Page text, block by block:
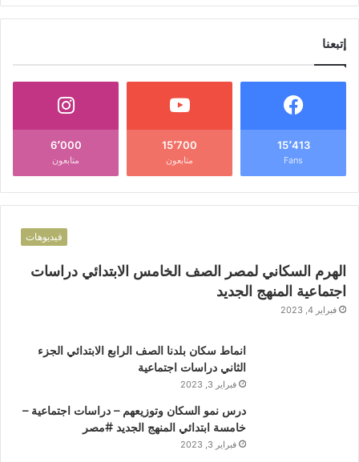
إتبعنا
15٬413
Fans
15٬700
متابعون
6٬000
متابعون
فيديوهات
الهرم السكاني لمصر الصف الخامس الابتدائي دراسات
اجتماعية المنهج الجديد
فبراير 4, 2023
انماط سكان بلدنا الصف الرابع الابتدائي الجزء
الثاني دراسات اجتماعية
فبراير 3, 2023
درس نمو السكان وتوزيعهم – دراسات اجتماعية –
خامسة ابتدائي المنهج الجديد #مصر
فبراير 3, 2023